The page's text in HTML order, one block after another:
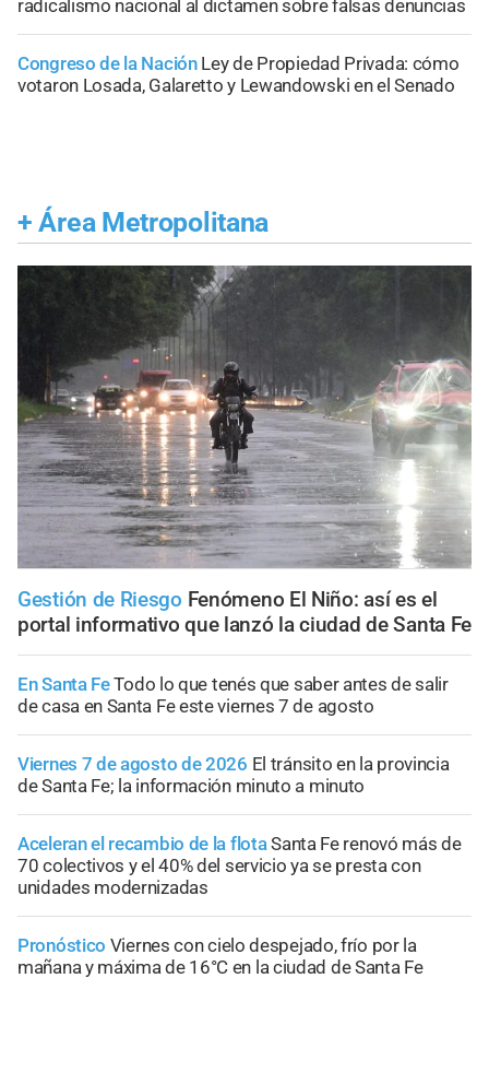
radicalismo nacional al dictamen sobre falsas denuncias
Congreso de la Nación Ley de Propiedad Privada: cómo
votaron Losada, Galaretto y Lewandowski en el Senado
+ Área Metropolitana
Gestión de Riesgo Fenómeno El Niño: así es el
portal informativo que lanzó la ciudad de Santa Fe
En Santa FeTodo lo que tenés que saber antes de salir
de casa en Santa Fe este viernes 7 de agosto
Viernes 7 de agosto de 2026 El tránsito en la provincia
de Santa Fe; la información minuto a minuto
Aceleran el recambio de la flotaSanta Fe renovó más de
70 colectivos y el 40% del servicio ya se presta con
unidades modernizadas
Pronóstico Viernes con cielo despejado, frío por la
mañana y máxima de 16°C en la ciudad de Santa Fe